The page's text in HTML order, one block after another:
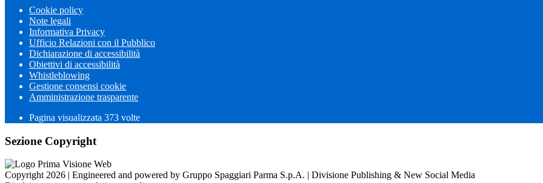
Cookie policy
Note legali
Informativa Privacy
Ufficio Relazioni con il Pubblico
Dichiarazione di accessibilità
Obiettivi di accessibilità
Whistleblowing
Gestione consensi cookie
Amministrazione trasparente
Pagina visualizzata 373 volte
Sezione Copyright
Copyright 2026 | Engineered and powered by Gruppo Spaggiari Parma S.p.A. | Divisione Publishing & New Social Media